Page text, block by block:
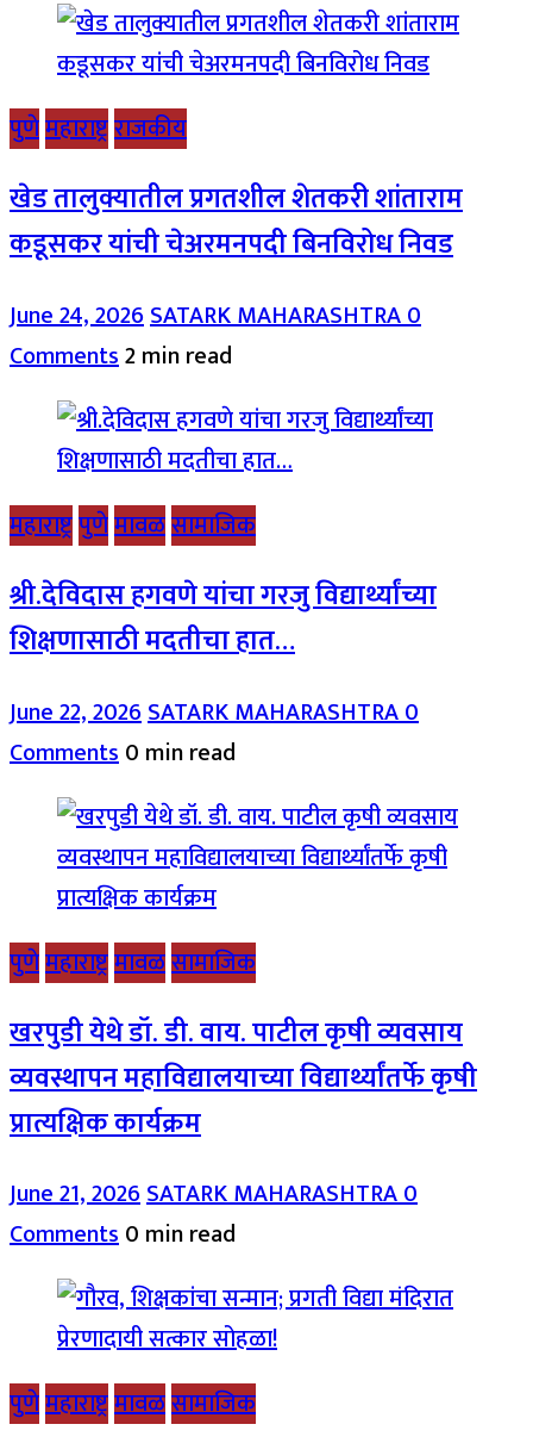
पुणेमहाराष्ट्रराजकीय
खेड तालुक्यातील प्रगतशील शेतकरी शांताराम
कडूसकर यांची चेअरमनपदी बिनविरोध निवड
June 24, 2026SATARK MAHARASHTRA0
Comments2 min read
महाराष्ट्रपुणेमावळसामाजिक
श्री.देविदास हगवणे यांचा गरजु विद्यार्थ्यांच्या
शिक्षणासाठी मदतीचा हात…
June 22, 2026SATARK MAHARASHTRA0
Comments0 min read
पुणेमहाराष्ट्रमावळसामाजिक
खरपुडी येथे डॉ. डी. वाय. पाटील कृषी व्यवसाय
व्यवस्थापन महाविद्यालयाच्या विद्यार्थ्यांतर्फे कृषी
प्रात्यक्षिक कार्यक्रम
June 21, 2026SATARK MAHARASHTRA0
Comments0 min read
पुणेमहाराष्ट्रमावळसामाजिक